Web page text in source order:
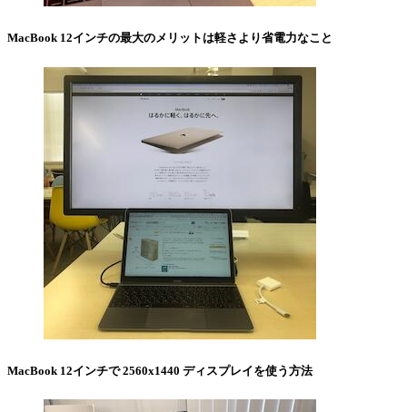
MacBook 12インチの最大のメリットは軽さより省電力なこと
MacBook 12インチで 2560x1440 ディスプレイを使う方法